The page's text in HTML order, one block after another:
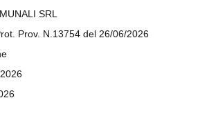
SRL
Prov. N.13754 del 26/06/2026